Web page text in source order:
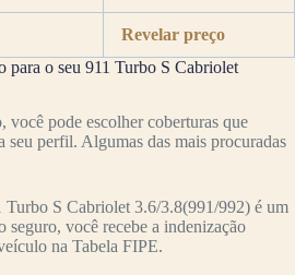
Revelar preço
para o seu 911 Turbo S Cabriolet
você pode escolher coberturas que
seu perfil. Algumas das mais procuradas
Turbo S Cabriolet 3.6/3.8(991/992) é um
seguro, você recebe a indenização
na Tabela FIPE.